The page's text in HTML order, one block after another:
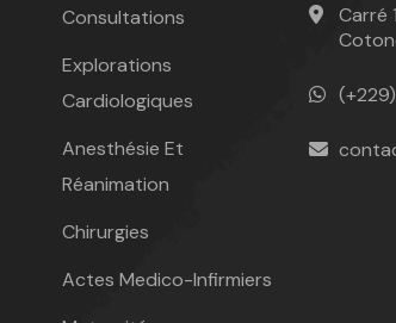
Consultations
Explorations
Cardiologiques
Anesthésie Et
Réanimation
Chirurgies
Actes Medico-Infirmiers
Carré